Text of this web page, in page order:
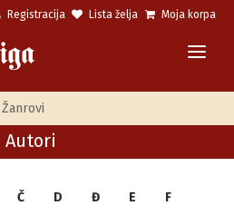
Registracija Lista želja Moja korpa
Žanrovi
Autori
Č D Đ E F